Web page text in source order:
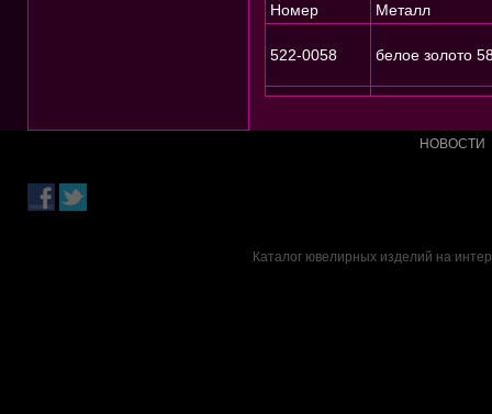
НОВОСТИ
Номер Металл
522-0058 белое золото
Каталог ювелирных изделий на